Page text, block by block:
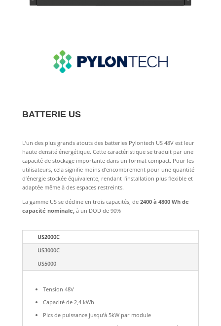
BATTERIE US
L’un des plus grands atouts des batteries Pylontech US 48V est leur
haute densité énergétique. Cette caractéristique se traduit par une
capacité de stockage importante dans un format compact. Pour les
utilisateurs, cela signifie moins d’encombrement pour une quantité
d’énergie stockée équivalente, rendant l’installation plus flexible et
adaptée même à des espaces restreints.
La gamme US se décline en trois capacités, de 2400 à 4800 Wh de
capacité nominale,à un DOD de 90%
US2000C
US3000C
US5000
Tension 48V
Capacité de 2,4 kWh
Pics de puissance jusqu’à 5kW par module